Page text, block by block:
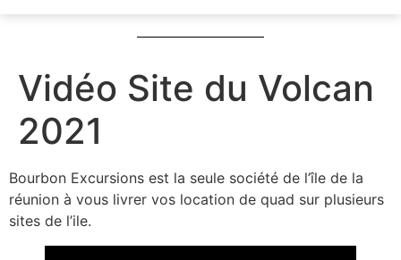
Vidéo Site du Volcan
2021
Bourbon Excursions est la seule société de l’île de la
réunion à vous livrer vos location de quad sur plusieurs
sites de l’ile.